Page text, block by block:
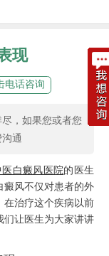
现
电话咨询
，如果您或者您
通
白癜风医院的医生
癜风不仅对患者的外
在治疗这个疾病以前
们让医生为大家讲讲